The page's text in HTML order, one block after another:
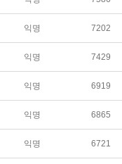
익명 7202
익명 7429
익명 6919
익명 6865
익명 6721